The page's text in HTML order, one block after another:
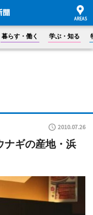
暮らす・働く 学ぶ・知る
2010.07.26
ナギの産地・浜